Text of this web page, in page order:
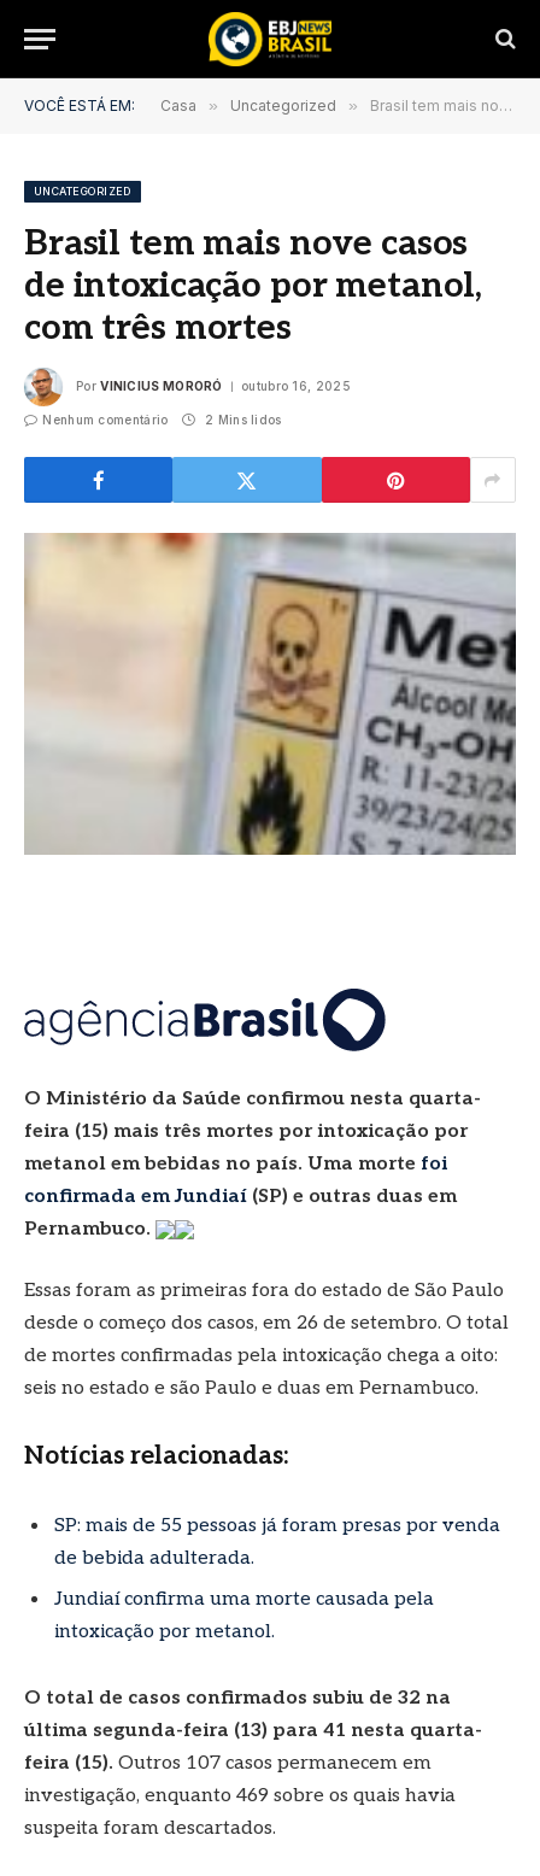
VOCÊ ESTÁ EM: Casa » Uncategorized » Brasil tem mais nove casos de intoxicação por metanol, com três mortes
UNCATEGORIZED
Brasil tem mais nove casos
de intoxicação por metanol,
com três mortes
Por VINICIUS MORORÓ outubro 16, 2025
Nenhum comentário 2 Mins lidos
O Ministério da Saúde confirmou nesta quarta-
feira (15) mais três mortes por intoxicação por
metanol em bebidas no país. Uma morte foi
confirmada em Jundiaí (SP) e outras duas em
Pernambuco.
Essas foram as primeiras fora do estado de São Paulo
desde o começo dos casos, em 26 de setembro. O total
de mortes confirmadas pela intoxicação chega a oito:
seis no estado e são Paulo e duas em Pernambuco.
Notícias relacionadas:
SP: mais de 55 pessoas já foram presas por venda
de bebida adulterada.
Jundiaí confirma uma morte causada pela
intoxicação por metanol.
O total de casos confirmados subiu de 32 na
última segunda-feira (13) para 41 nesta quarta-
feira (15). Outros 107 casos permanecem em
investigação, enquanto 469 sobre os quais havia
suspeita foram descartados.